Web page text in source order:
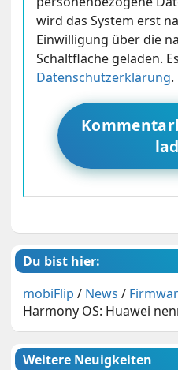
wird das System erst
Einwilligung über die
Schaltfläche geladen.
Datenschutzerklärung.
Du bist hier:
mobiFlip / News /
Harmony OS: Huawei
Weitere Neuigkeiten